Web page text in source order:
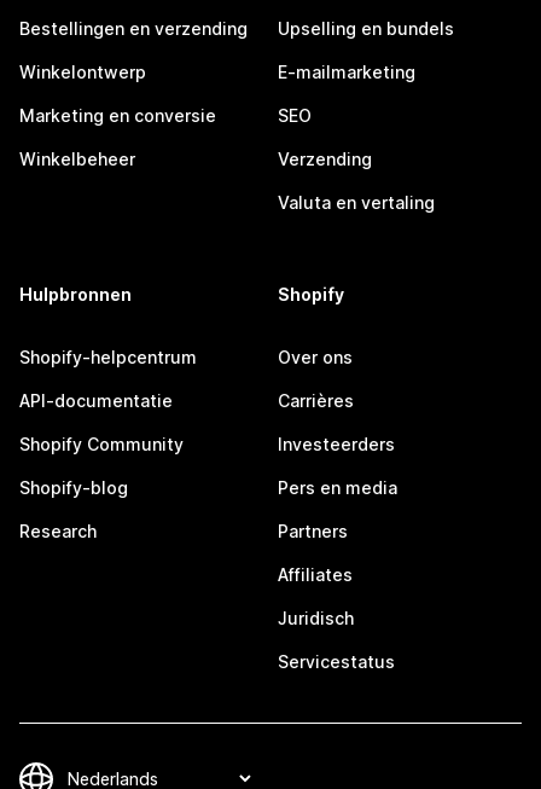
Bestellingen en verzending
Winkelontwerp
Marketing en conversie
Winkelbeheer
Upselling en bundels
E-mailmarketing
SEO
Verzending
Valuta en vertaling
Hulpbronnen
Shopify-helpcentrum
API-documentatie
Shopify Community
Shopify-blog
Research
Shopify
Over ons
Carrières
Investeerders
Pers en media
Partners
Affiliates
Juridisch
Servicestatus